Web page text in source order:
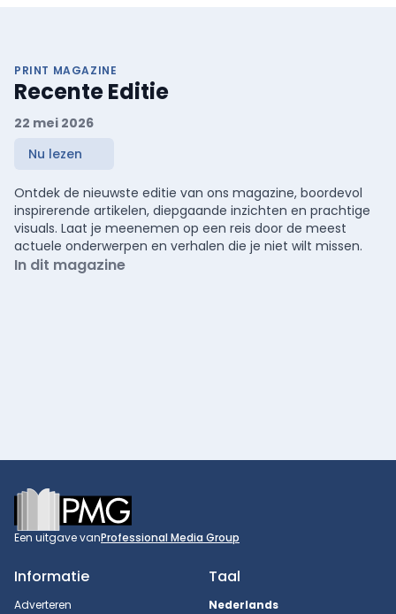
PRINT MAGAZINE
Recente Editie
22 mei 2026
Nu lezen
Ontdek de nieuwste editie van ons magazine, boordevol
inspirerende artikelen, diepgaande inzichten en prachtige
visuals. Laat je meenemen op een reis door de meest
actuele onderwerpen en verhalen die je niet wilt missen.
In dit magazine
Footer
Een uitgave vanProfessional Media Group
Informatie
Adverteren
Taal
Nederlands